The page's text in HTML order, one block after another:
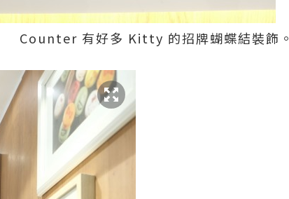
Counter 有好多 Kitty 的招牌蝴蝶結裝飾。